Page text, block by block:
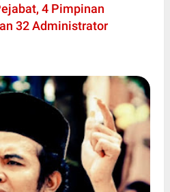
4 Pimpinan
32 Administrator